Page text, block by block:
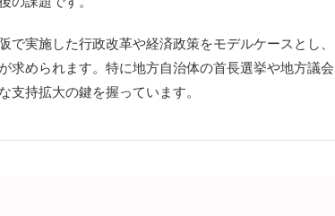
実施した行政改革や経済政策をモデルケースとし、
求められます。特に地方自治体の首長選挙や地方議会
支持拡大の鍵を握っています。